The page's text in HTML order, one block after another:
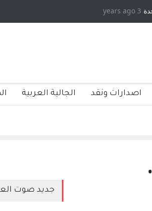
الاستيطان ومسلسل الخداع المستمر - قلم : 3 years ago
اصدارات ونقد الجالية العربية
جديد صوت